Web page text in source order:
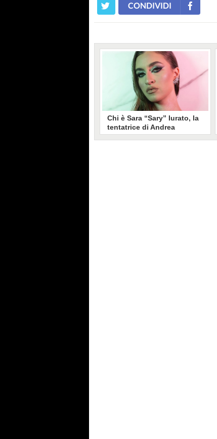
CONDIVIDI
Chi è Sara “Sary” Iurato, la
tentatrice di Andrea
Petraroli a Temptation